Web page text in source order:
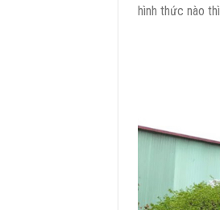
hình thức nào thì